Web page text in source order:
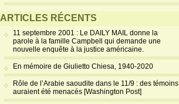
ARTICLES RÉCENTS
11 septembre 2001 : Le DAILY MAIL donne la
parole à la famille Campbell qui demande une
nouvelle enquête à la justice américaine.
En mémoire de Giulietto Chiesa, 1940-2020
Rôle de l’Arabie saoudite dans le 11/9 : des témoins
auraient été menacés [Washington Post]